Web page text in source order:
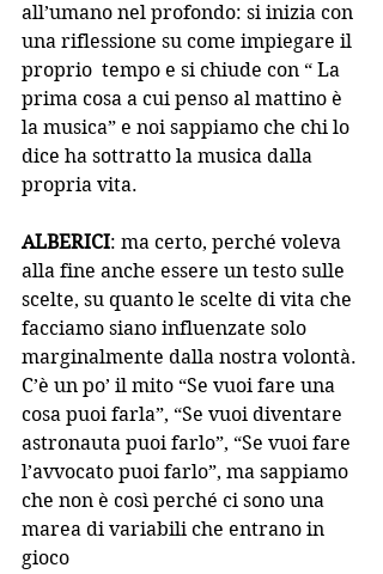
all’umano nel profondo: si inizia con
una riflessione su come impiegare il
proprio  tempo e si chiude con “ La
prima cosa a cui penso al mattino è
la musica” e noi sappiamo che chi lo
dice ha sottratto la musica dalla
propria vita.
ALBERICI: ma certo, perché voleva
alla fine anche essere un testo sulle
scelte, su quanto le scelte di vita che
facciamo siano influenzate solo
marginalmente dalla nostra volontà.
C’è un po’ il mito “Se vuoi fare una
cosa puoi farla”, “Se vuoi diventare
astronauta puoi farlo”, “Se vuoi fare
l’avvocato puoi farlo”, ma sappiamo
che non è così perché ci sono una
marea di variabili che entrano in
gioco